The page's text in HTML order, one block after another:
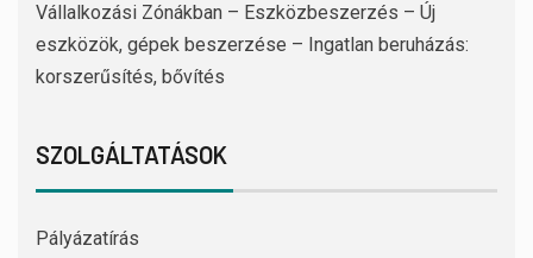
Vállalkozási Zónákban – Eszközbeszerzés – Új
eszközök, gépek beszerzése – Ingatlan beruházás:
korszerűsítés, bővítés
SZOLGÁLTATÁSOK
Pályázatírás